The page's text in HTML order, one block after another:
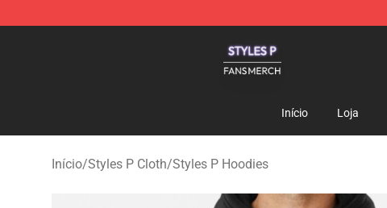
Início Loja
Início/Styles P Cloth/Styles P Hoodies